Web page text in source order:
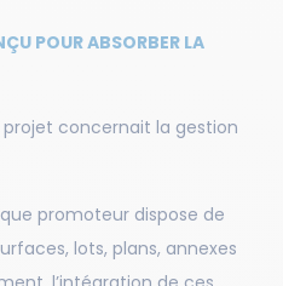
POUR ABSORBER LA
projet concernait la gestion
promoteur dispose de
lots, plans, annexes